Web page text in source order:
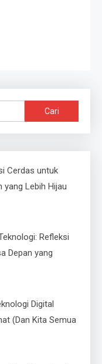
untuk:
Cerdas untuk
yang Lebih Hijau
Refleksi
Depan yang
Digital
(Dan Kita Semua